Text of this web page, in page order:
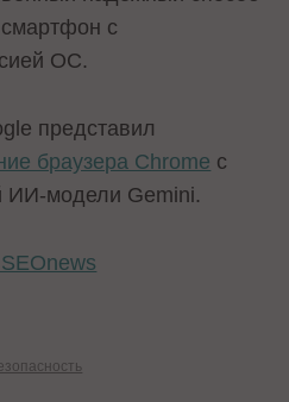
с
ОС.
представил
браузера Chrome с
ИИ-модели Gemini.